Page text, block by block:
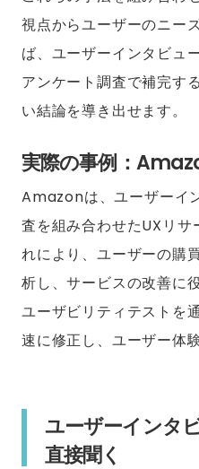
視点からユーザーのニー
ば、ユーザーインタビュ
アンケート調査で補完す
い結論を導き出せます。
実際の事例：
Amazonは、ユーザーイ
査を組み合わせたUXリサ
れにより、ユーザーの購
析し、サービスの改善に
ユーザビリティテストを
速に修正し、ユーザー体
ユーザーインタ
直接聞く